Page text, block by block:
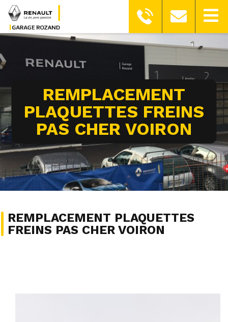
REMPLACEMENT
PLAQUETTES FREINS
PAS CHER VOIRON
REMPLACEMENT PLAQUETTES
FREINS PAS CHER VOIRON